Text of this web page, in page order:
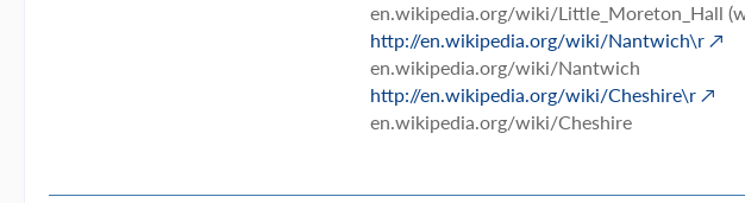
en.wikipedia.org/wiki/Little_Moreton_Hall
http://en.wikipedia.org/wiki/Nantwich\r
en.wikipedia.org/wiki/Nantwich
http://en.wikipedia.org/wiki/Cheshire\r
en.wikipedia.org/wiki/Cheshire